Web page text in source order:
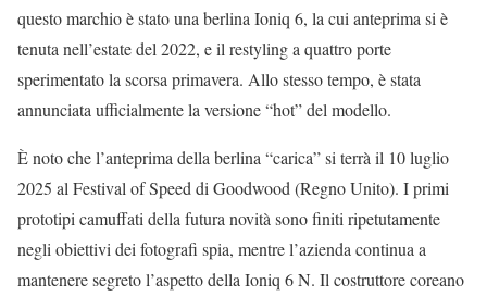
questo marchio è stato una berlina Ioniq 6, la cui anteprima si è
tenuta nell’estate del 2022, e il restyling a quattro porte
sperimentato la scorsa primavera. Allo stesso tempo, è stata
annunciata ufficialmente la versione “hot” del modello.
È noto che l’anteprima della berlina “carica” si terrà il 10 luglio
2025 al Festival of Speed di Goodwood (Regno Unito). I primi
prototipi camuffati della futura novità sono finiti ripetutamente
negli obiettivi dei fotografi spia, mentre l’azienda continua a
mantenere segreto l’aspetto della Ioniq 6 N. Il costruttore coreano